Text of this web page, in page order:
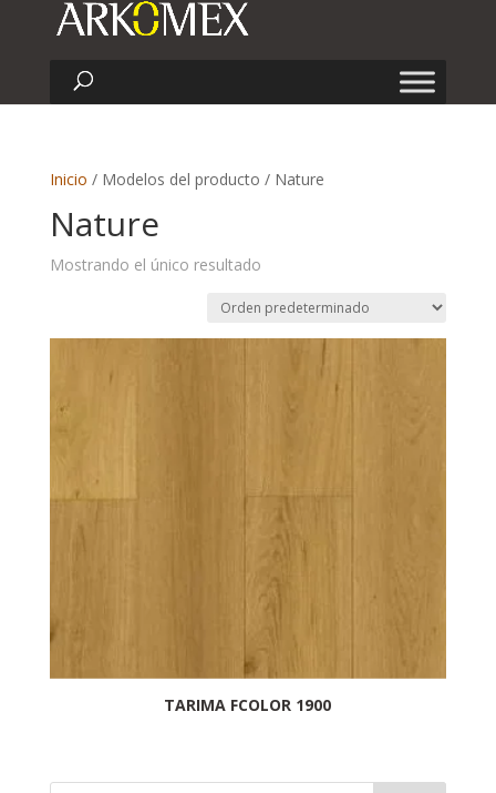
Inicio / Modelos del producto / Nature
Nature
Mostrando el único resultado
TARIMA FCOLOR 1900